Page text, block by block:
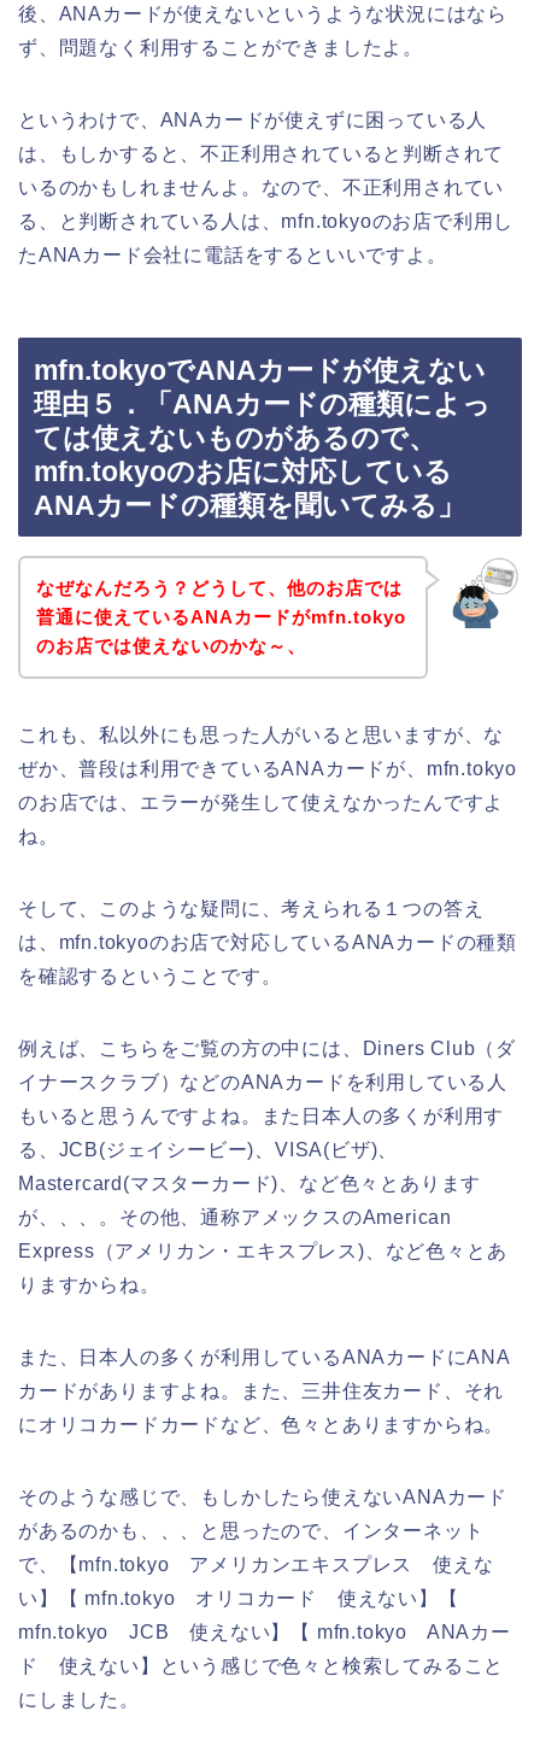
後、ANAカードが使えないというような状況にはなら
ず、問題なく利用することができましたよ。
というわけで、ANAカードが使えずに困っている人
は、もしかすると、不正利用されていると判断されて
いるのかもしれませんよ。なので、不正利用されてい
る、と判断されている人は、mfn.tokyoのお店で利用し
たANAカード会社に電話をするといいですよ。
mfn.tokyoでANAカードが使えない
理由５．「ANAカードの種類によっ
ては使えないものがあるので、
mfn.tokyoのお店に対応している
ANAカードの種類を聞いてみる」
なぜなんだろう？どうして、他のお店では
普通に使えているANAカードがmfn.tokyo
のお店では使えないのかな～、
これも、私以外にも思った人がいると思いますが、な
ぜか、普段は利用できているANAカードが、mfn.tokyo
のお店では、エラーが発生して使えなかったんですよ
ね。
そして、このような疑問に、考えられる１つの答え
は、mfn.tokyoのお店で対応しているANAカードの種類
を確認するということです。
例えば、こちらをご覧の方の中には、Diners Club（ダ
イナースクラブ）などのANAカードを利用している人
もいると思うんですよね。また日本人の多くが利用す
る、JCB(ジェイシービー)、VISA(ビザ)、
Mastercard(マスターカード)、など色々とあります
が、、、。その他、通称アメックスのAmerican
Express（アメリカン・エキスプレス)、など色々とあ
りますからね。
また、日本人の多くが利用しているANAカードにANA
カードがありますよね。また、三井住友カード、それ
にオリコカードカードなど、色々とありますからね。
そのような感じで、もしかしたら使えないANAカード
があるのかも、、、と思ったので、インターネット
で、【mfn.tokyo アメリカンエキスプレス 使えな
い】【 mfn.tokyo オリコカード 使えない】【
mfn.tokyo JCB 使えない】【 mfn.tokyo ANAカー
ド 使えない】という感じで色々と検索してみること
にしました。